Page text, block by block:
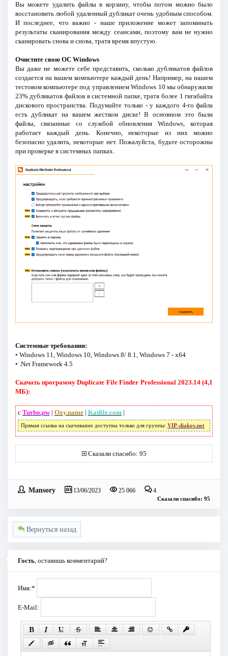
Вы можете удалить файлы в корзину, чтобы потом можно было
восстановить любой удаленный дубликат очень удобным способом.
И последнее, что важно - наше приложение может запоминать
результаты сканирования между сеансами, поэтому вам не нужно
сканировать снова и снова, тратя время впустую.
Очистите свою ОС Windows
Вы даже не можете себе представить, сколько дубликатов файлов
создается на вашем компьютере каждый день! Например, на нашем
тестовом компьютере под управлением Windows 10 мы обнаружили
23% дубликатов файлов в системной папке, тратя более 1 гигабайта
дискового пространства. Подумайте только - у каждого 4-го файла
есть дубликат на вашем жестком диске! В основном это были
файлы, связанные со службой обновления Windows, которая
работает каждый день. Конечно, некоторые из них можно
безопасно удалить, некоторые нет. Пожалуйста, будьте осторожны
при проверке в системных папках.
Системные требования:
• Windows 11, Windows 10, Windows 8/ 8.1, Windows 7 - x64
• .Net Framework 4.5
Скачать программу Duplicate File Finder Professional 2023.14 (4,1
МБ):
с Turbo.pw| Oxy.name| Katfile.com |
Прямая ссылка на скачивание доступна только для группы: VIP-diakov.net
Сказали спасибо: 95
Mansory 13/06/2023 25 066 4
Сказали спасибо: 95
Вернуться назад
Гость , оставишь комментарий?
Имя:*
E-Mail: